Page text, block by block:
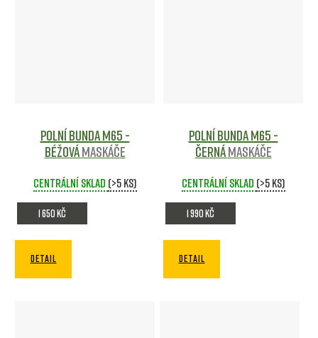
Polní bunda M65 -
béžováMaskáče
Centrální sklad (>5 ks)
1 650 Kč
DETAIL
Polní bunda M65 -
černáMaskáče
Centrální sklad (>5 ks)
1 990 Kč
DETAIL